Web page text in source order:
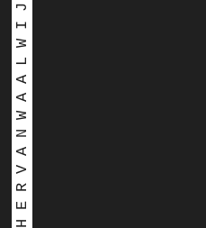
E S T H E R V A N W A A L W I J K